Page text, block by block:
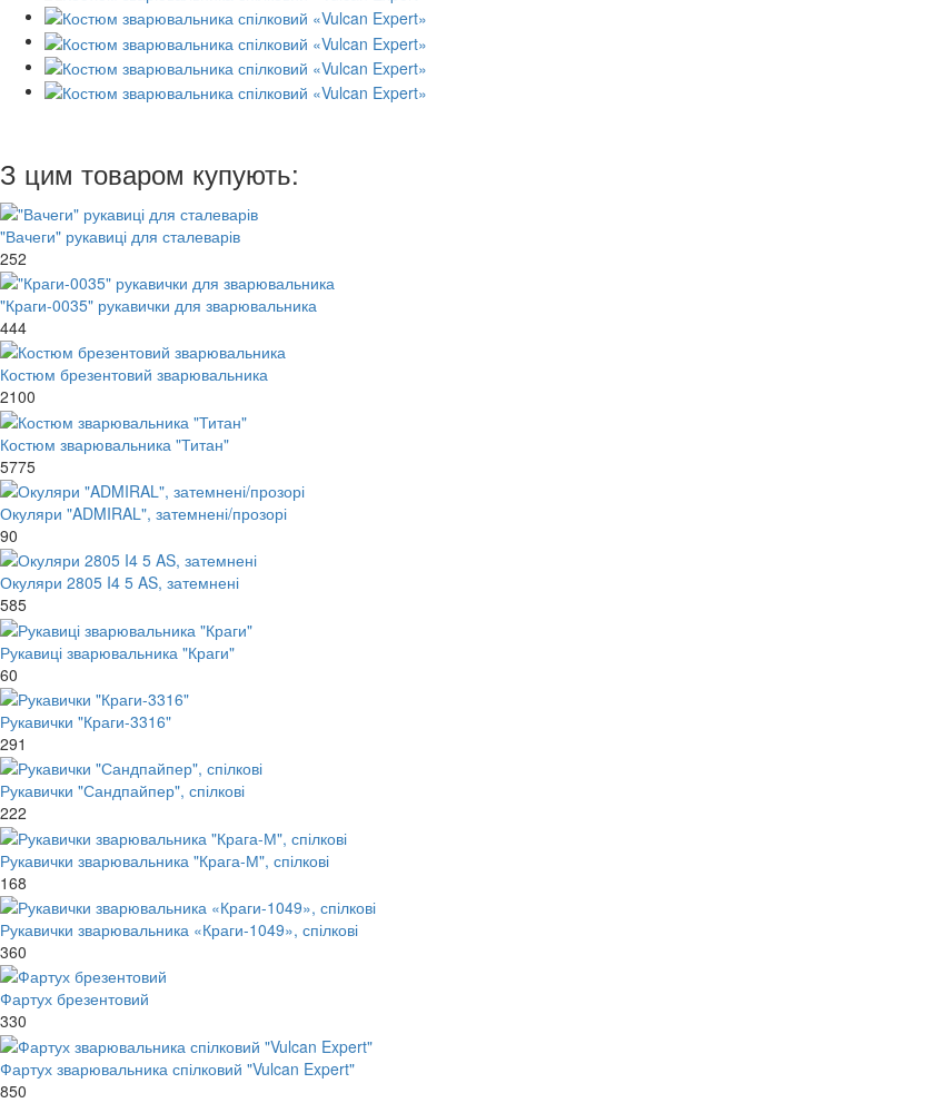
З цим товаром купують:
"Вачеги" рукавиці для сталеварів
252
"Краги-0035" рукавички для зварювальника
444
Костюм брезентовий зварювальника
2100
Костюм зварювальника "Титан"
5775
Окуляри "ADMIRAL", затемнені/прозорі
90
Окуляри 2805 I4 5 AS, затемнені
585
Рукавиці зварювальника "Краги"
60
Рукавички "Краги-3316"
291
Рукавички "Сандпайпер", спілкові
222
Рукавички зварювальника "Крага-М", спілкові
168
Рукавички зварювальника «Краги-1049», спілкові
360
Фартух брезентовий
330
Фартух зварювальника спілковий "Vulcan Expert"
850